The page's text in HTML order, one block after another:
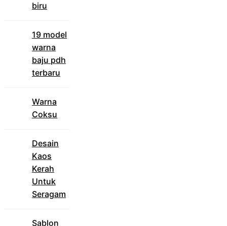
biru
19 model
warna
baju pdh
terbaru
Warna
Coksu
Desain
Kaos
Kerah
Untuk
Seragam
Sablon